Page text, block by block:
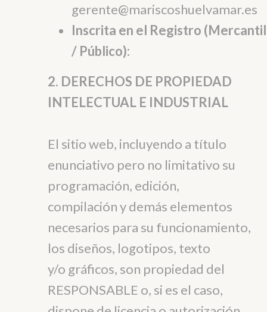
gerente@mariscoshuelvamar.es
Inscrita en el Registro (Mercantil
/ Público):
2. DERECHOS DE PROPIEDAD
INTELECTUAL E INDUSTRIAL
El sitio web, incluyendo a título
enunciativo pero no limitativo su
programación, edición,
compilación y demás elementos
necesarios para su funcionamiento,
los diseños, logotipos, texto
y/o gráficos, son propiedad del
RESPONSABLE o, si es el caso,